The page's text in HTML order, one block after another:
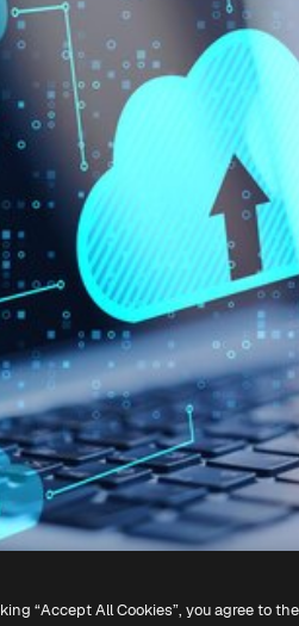
“Accept All Cookies”, you agree to